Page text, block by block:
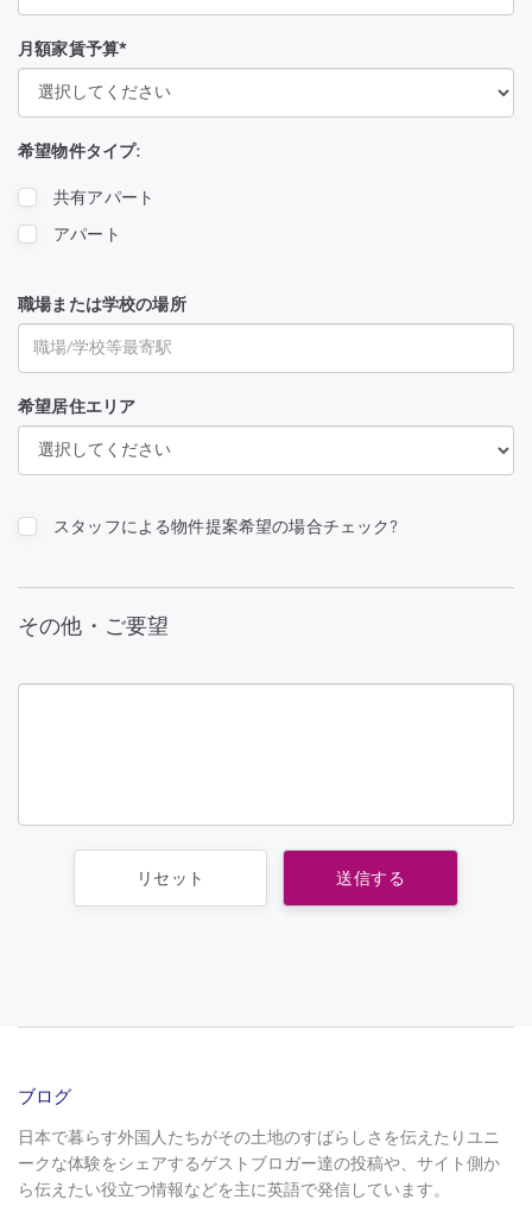
月額家賃予算*
希望物件タイプ:
共有アパート
アパート
職場または学校の場所
希望居住エリア
スタッフによる物件提案希望の場合チェック?
その他・ご要望
ブログ
日本で暮らす外国人たちがその土地のすばらしさを伝えたりユニ
ークな体験をシェアするゲストブロガー達の投稿や、サイト側か
ら伝えたい役立つ情報などを主に英語で発信しています。